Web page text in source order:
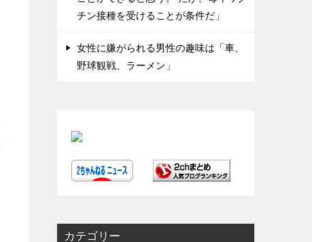
チン接種を受けることが条件だ」
女性に嫌がられる男性の趣味は「車、
野球観戦、ラーメン」
カテゴリー